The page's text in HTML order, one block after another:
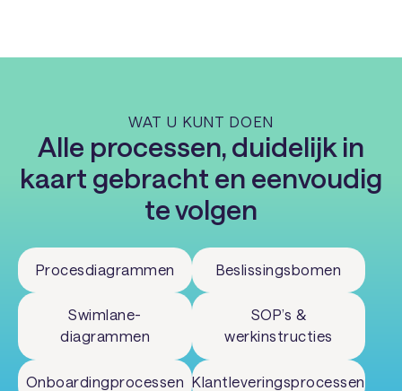
WAT U KUNT DOEN
Alle processen, duidelijk in
kaart gebracht en eenvoudig
te volgen
Procesdiagrammen Beslissingsbomen
Swimlane-
diagrammen
SOP’s &
werkinstructies
Onboardingprocessen Klantleveringsprocessen